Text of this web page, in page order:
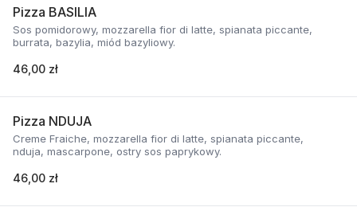
Pizza BASILIA
Sos pomidorowy, mozzarella fior di latte, spianata piccante,
burrata, bazylia, miód bazyliowy.
46,00 zł
Pizza NDUJA
Creme Fraiche, mozzarella fior di latte, spianata piccante,
nduja, mascarpone, ostry sos paprykowy.
46,00 zł